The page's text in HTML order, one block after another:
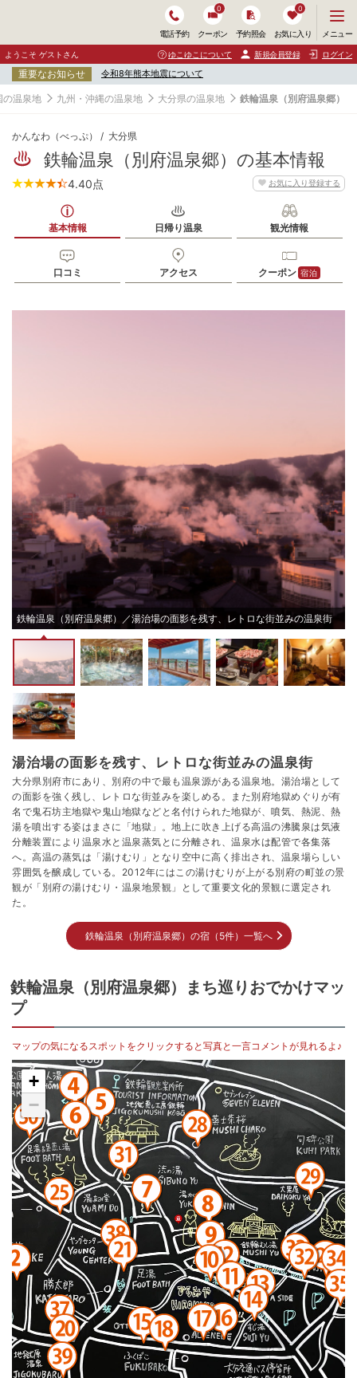
電話予約 クーポン
0
予約照会 お気に入り
0
ニ
ュ
ー
開
く
メニュー
ようこそ ゲストさん ゆこゆこについて 新規会員登録 ログイン
重要なお知らせ 令和8年熊本地震について
の温泉地 九州・沖縄の温泉地 大分県の温泉地 鉄輪温泉（別府温泉郷）
かんなわ（べっぷ） 大分県
鉄輪温泉（別府温泉郷）の基本情報
お気に入り登録する
4.40点
基本情報 日帰り温泉 観光情報
口コミ アクセス クーポン 宿泊
鉄輪温泉（別府温泉郷）／湯治場の面影を残す、レトロな街並みの温泉街
湯治場の面影を残す、レトロな街並みの温泉街
大分県別府市にあり、別府の中で最も温泉源がある温泉地。湯治場として
の面影を強く残し、レトロな街並みを楽しめる。また別府地獄めぐりが有
名で鬼石坊主地獄や鬼山地獄などと名付けられた地獄が、噴気、熱泥、熱
湯を噴出する姿はまさに「地獄」。地上に吹き上げる高温の沸騰泉は気液
分離装置により温泉水と温泉蒸気とに分離され、温泉水は配管で各集落
へ。高温の蒸気は「湯けむり」となり空中に高く排出され、温泉場らしい
雰囲気を醸成している。2012年にはこの湯けむりが上がる別府の町並の景
観が「別府の湯けむり・温泉地景観」として重要文化的景観に選定され
た。
鉄輪温泉（別府温泉郷）の宿（5件）一覧へ
鉄輪温泉（別府温泉郷）まち巡りおでかけマッ
プ
マップの気になるスポットをクリックすると写真と一言コメントが見れるよ♪
+
−